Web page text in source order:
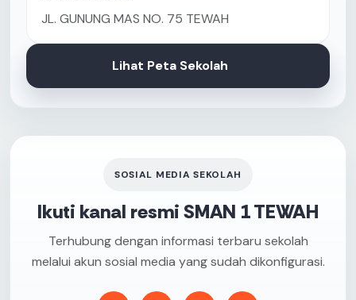
JL. GUNUNG MAS NO. 75 TEWAH
Lihat Peta Sekolah
SOSIAL MEDIA SEKOLAH
Ikuti kanal resmi SMAN 1 TEWAH
Terhubung dengan informasi terbaru sekolah
melalui akun sosial media yang sudah dikonfigurasi.